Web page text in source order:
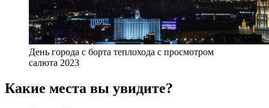
День города с борта теплохода с просмотром
салюта 2023
Какие места вы увидите?